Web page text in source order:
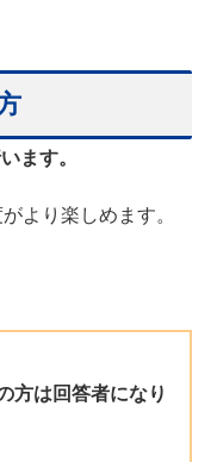
ます。
より楽しめます。
方は回答者になり